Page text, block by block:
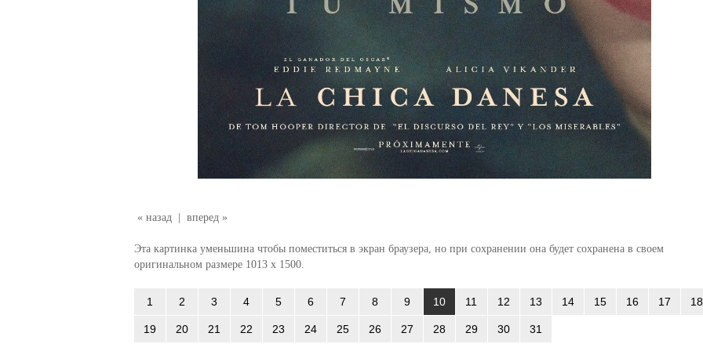
« назад вперед »
Эта картинка уменьшина чтобы поместиться в экран браузера, но при сохранении она будет сохранена в своем
оригинальном размере 1013 x 1500.
1 2 3 4 5 6 7 8 9 10 11 12 13 14 15 16 17 18
19 20 21 22 23 24 25 26 27 28 29 30 31